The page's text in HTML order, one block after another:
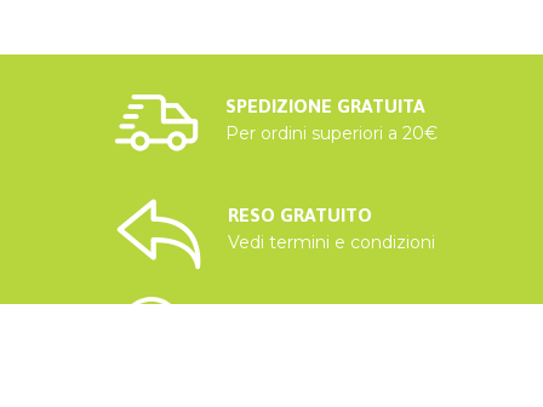
SPEDIZIONE GRATUITA
Per ordini superiori a 20€
RESO GRATUITO
Vedi termini e condizioni